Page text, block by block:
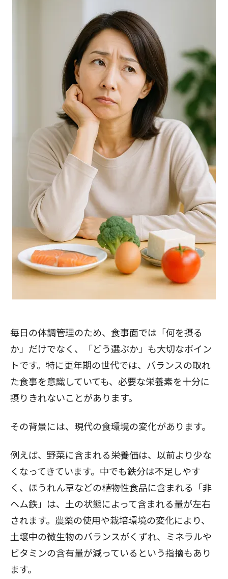
毎日の体調管理のため、食事面では「何を摂る
か」だけでなく、「どう選ぶか」も大切なポイン
トです。特に更年期の世代では、バランスの取れ
た食事を意識していても、必要な栄養素を十分に
摂りきれないことがあります。
その背景には、現代の食環境の変化があります。
例えば、野菜に含まれる栄養価は、以前より少な
くなってきています。中でも鉄分は不足しやす
く、ほうれん草などの植物性食品に含まれる「非
ヘム鉄」は、土の状態によって含まれる量が左右
されます。農薬の使用や栽培環境の変化により、
土壌中の微生物のバランスがくずれ、ミネラルや
ビタミンの含有量が減っているという指摘もあり
ます。